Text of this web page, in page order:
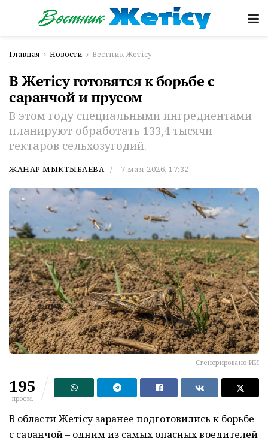
Главная Новости Вестник Жетісу
В Жетiсу готовятся к борьбе с
саранчой и прусом
В этом году специальными ингредиентами
планируют обработать 133,4 тысячи
гектаров сельхозугодий.
ЖАНАР МЫКТЫБАЕВА 7 мая 2026, 17:32
Сгенерировано ИИ
195
просм.
В области Жетісу заранее подготовились к борьбе
с саранчой – одним из самых опасных вредителей